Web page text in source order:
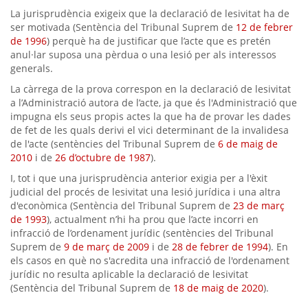
La jurisprudència exigeix que la declaració de lesivitat ha de
ser motivada (Sentència del Tribunal Suprem de 12 de febrer
de 1996) perquè ha de justificar que l’acte que es pretén
anul·lar suposa una pèrdua o una lesió per als interessos
generals.
La càrrega de la prova correspon en la declaració de lesivitat
a l’Administració autora de l’acte, ja que és l'Administració que
impugna els seus propis actes la que ha de provar les dades
de fet de les quals derivi el vici determinant de la invalidesa
de l'acte (sentències del Tribunal Suprem de 6 de maig de
2010 i de 26 d’octubre de 1987).
I, tot i que una jurisprudència anterior exigia per a l'èxit
judicial del procés de lesivitat una lesió jurídica i una altra
d'econòmica (Sentència del Tribunal Suprem de 23 de març
de 1993), actualment n’hi ha prou que l’acte incorri en
infracció de l’ordenament jurídic (sentències del Tribunal
Suprem de 9 de març de 2009 i de 28 de febrer de 1994). En
els casos en què no s'acredita una infracció de l'ordenament
jurídic no resulta aplicable la declaració de lesivitat
(Sentència del Tribunal Suprem de 18 de maig de 2020).